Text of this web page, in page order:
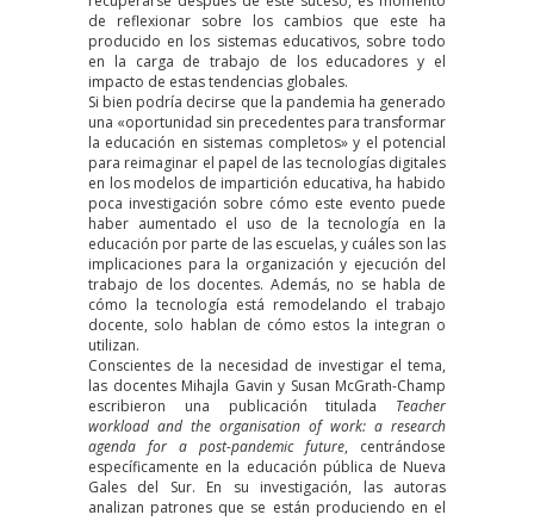
de reflexionar sobre los cambios que este ha
producido en los sistemas educativos, sobre todo
en la carga de trabajo de los educadores y el
impacto de estas tendencias globales.
Si bien podría decirse que la pandemia ha generado
una «oportunidad sin precedentes para transformar
la educación en sistemas completos» y el potencial
para reimaginar el papel de las tecnologías digitales
en los modelos de impartición educativa, ha habido
poca investigación sobre cómo este evento puede
haber aumentado el uso de la tecnología en la
educación por parte de las escuelas, y cuáles son las
implicaciones para la organización y ejecución del
trabajo de los docentes. Además, no se habla de
cómo la tecnología está remodelando el trabajo
docente, solo hablan de cómo estos la integran o
utilizan.
Conscientes de la necesidad de investigar el tema,
las docentes Mihajla Gavin y Susan McGrath-Champ
escribieron una publicación titulada Teacher
workload and the organisation of work: a research
agenda for a post-pandemic future, centrándose
específicamente en la educación pública de Nueva
Gales del Sur. En su investigación, las autoras
analizan patrones que se están produciendo en el